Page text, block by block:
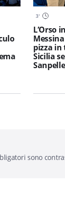
3'
L’Orso
pizza in
Sicilia
sono